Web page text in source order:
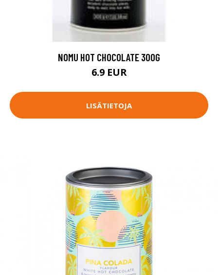
NOMU HOT CHOCOLATE 300G
6.9 EUR
LISÄTIETOJA